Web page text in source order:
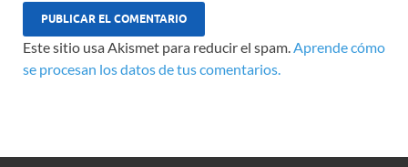
Este sitio usa Akismet para reducir el spam.Aprende cómo
se procesan los datos de tus comentarios.